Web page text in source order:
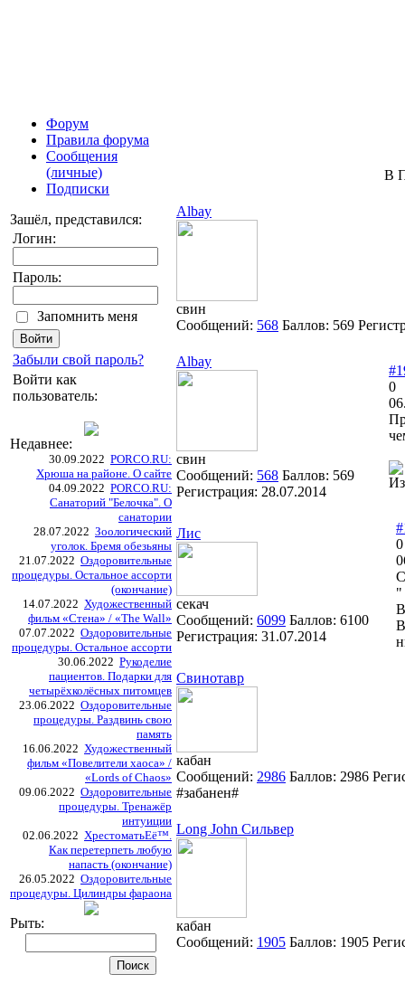
Форум
Правила форума
Сообщения
(личные)
Подписки
Зашёл, представился:
Логин:
Пароль:
Запомнить меня
Забыли свой пароль?
Войти как
пользователь:
Недавнее:
30.09.2022 PORCO.RU:
Хрюша на районе. О сайте
04.09.2022 PORCO.RU:
Санаторий "Белочка". О
санатории
28.07.2022 Зоологический
уголок. Бремя обезьяны
21.07.2022 Оздоровительные
процедуры. Остальное ассорти
(окончание)
14.07.2022 Художественный
фильм «Стена» / «The Wall»
07.07.2022 Оздоровительные
процедуры. Остальное ассорти
30.06.2022 Рукоделие
пациентов. Подарки для
четырёхколёсных питомцев
23.06.2022 Оздоровительные
процедуры. Раздвинь свою
память
16.06.2022 Художественный
фильм «Повелители хаоса» /
«Lords of Chaos»
09.06.2022 Оздоровительные
процедуры. Тренажёр
интуиции
02.06.2022 ХрестоматьЕё™.
Как перетерпеть любую
напасть (окончание)
26.05.2022 Оздоровительные
процедуры. Цилиндры фараона
Рыть:
В
Albay
свин
Сообщений: 568 Баллов: 569
Albay
свин
Сообщений: 568 Баллов: 569
Регистрация: 28.07.2014
0
Лис
секач
Сообщений: 6099 Баллов: 6100
Регистрация: 31.07.2014
0
"
Свинотавр
кабан
Сообщений: 2986 Баллов: 2986
#забанен#
Long John Сильвер
кабан
Сообщений: 1905 Баллов: 1905